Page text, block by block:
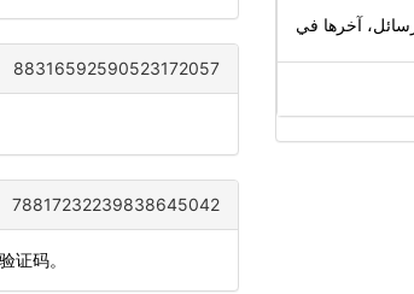
88316592590523172057
78817232239838645042
证码。